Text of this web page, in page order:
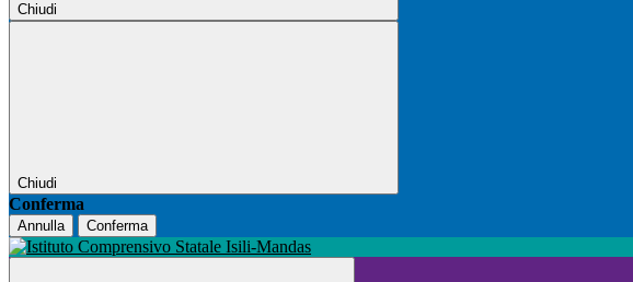
Chiudi
Chiudi
Conferma
Annulla Conferma